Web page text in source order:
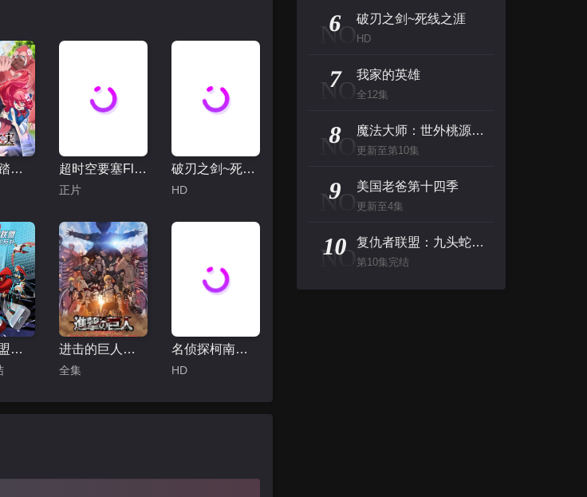
进化之实踏上胜利的人生第二季 超时空要塞FlashBack2012
正片
破刃之剑~死线之涯
HD
复仇者联盟：九头蛇反扑 进击的巨人总集篇最后的进击剧场版
全集
名侦探柯南：贝克街的亡灵国语
HD
NO
6 破刃之剑~死线之涯
HD
NO
7 我家的英雄
全12集
NO
8 魔法大师：世外桃源的传说第一季
更新至第10集
NO
9 美国老爸第十四季
更新至4集
NO
10 复仇者联盟：九头蛇反扑
第10集完结